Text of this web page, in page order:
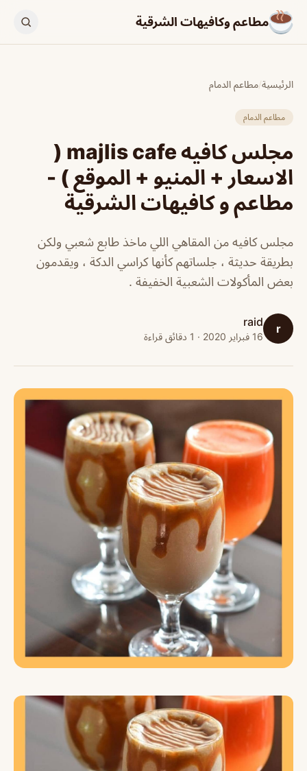
مطاعم وكافيهات الشرقية
الرئيسية/مطاعم الدمام
مطاعم الدمام
مجلس كافيه majlis cafe (
الاسعار + المنيو + الموقع ) -
مطاعم و كافيهات الشرقية
مجلس كافيه من المقاهي اللي ماخذ طابع شعبي ولكن
بطريقة حديثة ، جلساتهم كأنها كراسي الدكة ، ويقدمون
بعض المأكولات الشعبية الخفيفة .
r
raid
16 فبراير 2020 · 1 دقائق قراءة